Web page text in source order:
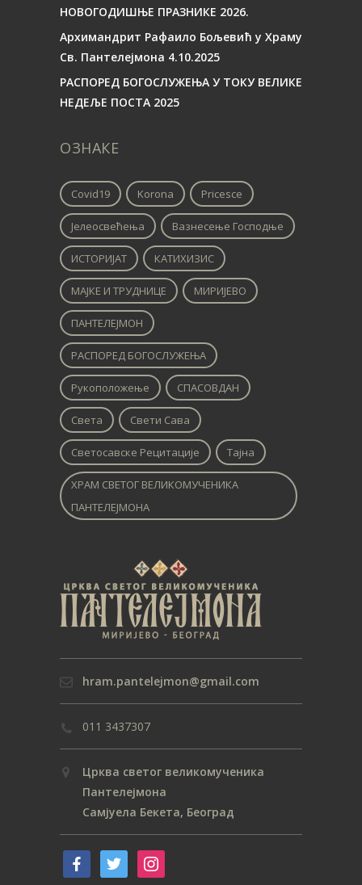
НОВОГОДИШЊЕ ПРАЗНИКЕ 2026.
Архимандрит Рафаило Бољевић у Храму
Св. Пантелејмона 4.10.2025
РАСПОРЕД БОГОСЛУЖЕЊА У ТОКУ ВЕЛИКЕ
НЕДЕЉЕ ПОСТА 2025
ОЗНАКЕ
Covid19 Korona Pricesce
Јелеосвећења Вазнесење Господње
ИСТОРИЈАТ КАТИХИЗИС
МАЈКЕ И ТРУДНИЦЕ МИРИЈЕВО
ПАНТЕЛЕЈМОН
РАСПОРЕД БОГОСЛУЖЕЊА
Рукоположење СПАСОВДАН
Света Свети Сава
Светосавске Рецитације Тајна
ХРАМ СВЕТОГ ВЕЛИКОМУЧЕНИКА
ПАНТЕЛЕЈМОНА
hram.pantelejmon@gmail.com
011 3437307
Црква светог великомученика
Пантелејмона
Самјуела Бекета, Београд